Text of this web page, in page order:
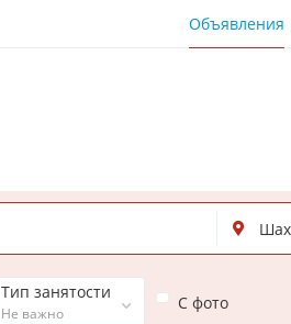
Объявления
Тип занятости
Не важно
С фото